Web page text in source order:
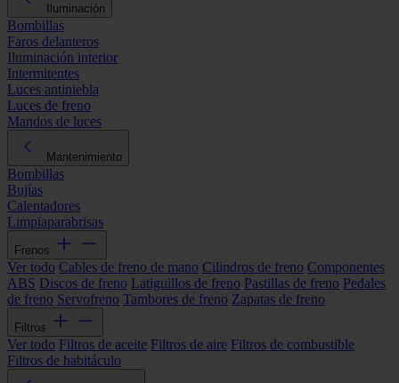
Iluminación
Bombillas
Faros delanteros
Iluminación interior
Intermitentes
Luces antiniebla
Luces de freno
Mandos de luces
Mantenimiento
Bombillas
Bujías
Calentadores
Limpiaparabrisas
Frenos
Ver todo Cables de freno de mano Cilindros de freno Componentes
ABS Discos de freno Latiguillos de freno Pastillas de freno Pedales
de freno Servofreno Tambores de freno Zapatas de freno
Filtros
Ver todo Filtros de aceite Filtros de aire Filtros de combustible
Filtros de habitáculo